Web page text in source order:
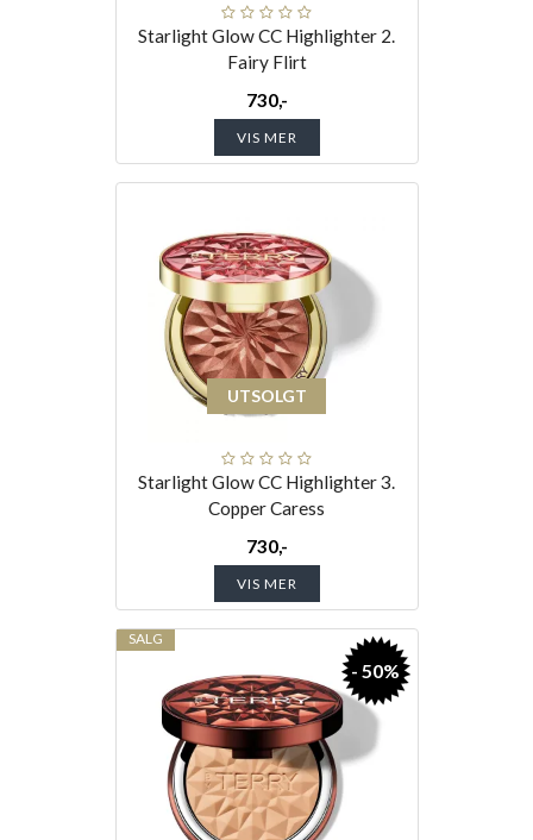
Starlight Glow CC Highlighter 2.
Fairy Flirt
730,-
VIS MER
UTSOLGT
Starlight Glow CC Highlighter 3.
Copper Caress
730,-
VIS MER
SALG
- 50%